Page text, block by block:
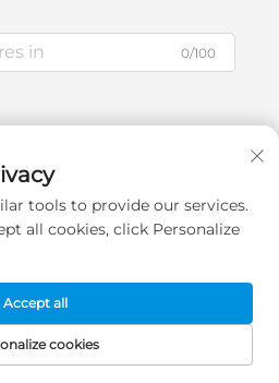
0/100
tools to provide our services.
all cookies, click Personalize
cookies
Accept all